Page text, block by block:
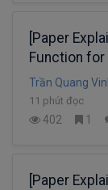
[Paper
Function for
Trần Quang
11 phút đọc
402 1
[Paper